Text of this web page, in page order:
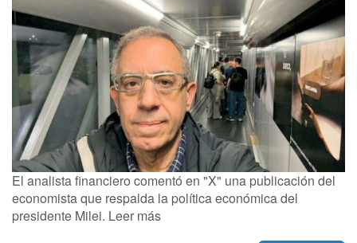
El analista financiero comentó en "X" una publicación del
economista que respalda la política económica del
presidente Milei. Leer más